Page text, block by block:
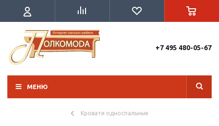
+7 495 480-05-67
МЕНЮ
Кровати односпальные